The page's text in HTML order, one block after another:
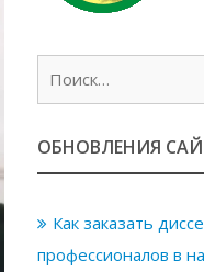
ОБНОВЛЕНИЯ
Как заказать
профессионалов в